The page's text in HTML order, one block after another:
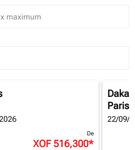
trip Selected
De
XOF 516,300*
Dakar
Paris
22/09/